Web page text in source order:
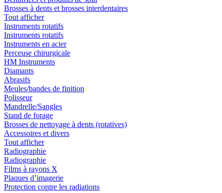
Brosses à dents et brosses interdentaires
Tout afficher
Instruments rotatifs
Instruments rotatifs
Instruments en acier
Perceuse chirurgicale
HM Instruments
Diamants
Abrasifs
Meules/bandes de finition
Polisseur
Mandrelle/Sangles
Stand de forage
Brosses de nettoyage à dents (rotatives)
Accessoires et divers
Tout afficher
Radiographie
Radiographie
Films à rayons X
Plaques d’imagerie
Protection contre les radiations